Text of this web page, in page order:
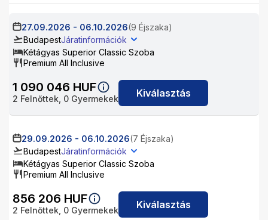
27.09.2026 - 06.10.2026(9 Éjszaka)
BudapestJáratinformációk
Kétágyas Superior Classic Szoba
Premium All Inclusive
1 090 046 HUF
2 Felnőttek, 0 Gyermekek Kiválasztás
29.09.2026 - 06.10.2026(7 Éjszaka)
BudapestJáratinformációk
Kétágyas Superior Classic Szoba
Premium All Inclusive
856 206 HUF
2 Felnőttek, 0 Gyermekek Kiválasztás